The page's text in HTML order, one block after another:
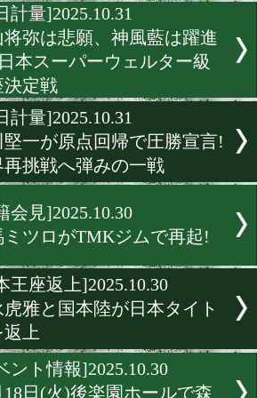
吹正道が師走の愛知で初
へ!
日計量]2025.10.31
良瑠偉斗vs眞下公翔! 期
る日本ユース王座戦!
日計量]2025.10.31
山将弥は悲願、神風藍は
! 日本スーパーウェルタ
座決定戦
日計量]2025.10.31
川堅一が原点回帰で圧勝
界再挑戦へ弾みの一戦